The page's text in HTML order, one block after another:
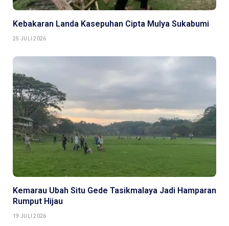
Kebakaran Landa Kasepuhan Cipta Mulya Sukabumi
25 JULI 2026
Kemarau Ubah Situ Gede Tasikmalaya Jadi Hamparan
Rumput Hijau
19 JULI 2026